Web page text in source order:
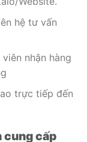
hệ tư vấn
nhận hàng
trực tiếp đến
cung cấp